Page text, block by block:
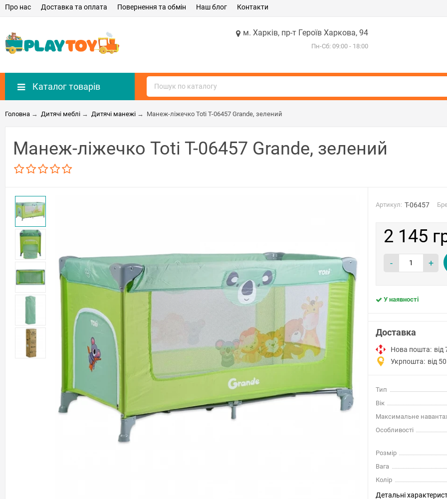
Про нас Доставка та оплата Повернення та обмін Наш блог Контакти
м. Харків, пр-т Героїв Харкова, 94
Пн-Сб: 09:00 - 18:00
Каталог товарів
Головна → Дитячі меблі → Дитячі манежі → Манеж-ліжечко Toti T-06457 Grande, зелений
Манеж-ліжечко Toti T-06457 Grande, зелений
Артикул: T-06457
2 145
- +
У наявності
Доставка
Нова пошта: від
Укрпошта: від
Тип
Вік
Максимальне
Особливості
Розмір
Вага
Колір
Детальні